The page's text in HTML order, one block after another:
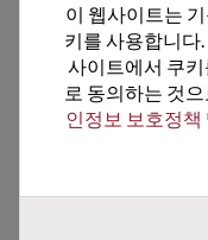
추
이 웹사이트는
키를 사용합니다
사이트에서 쿠
로 동의하는 것
인정보 보호정책